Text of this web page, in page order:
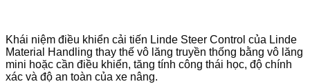
Khái niệm điều khiển cải tiến Linde Steer Control của Linde
Material Handling thay thế vô lăng truyền thống bằng vô lăng
mini hoặc cần điều khiển, tăng tính công thái học, độ chính
xác và độ an toàn của xe nâng.